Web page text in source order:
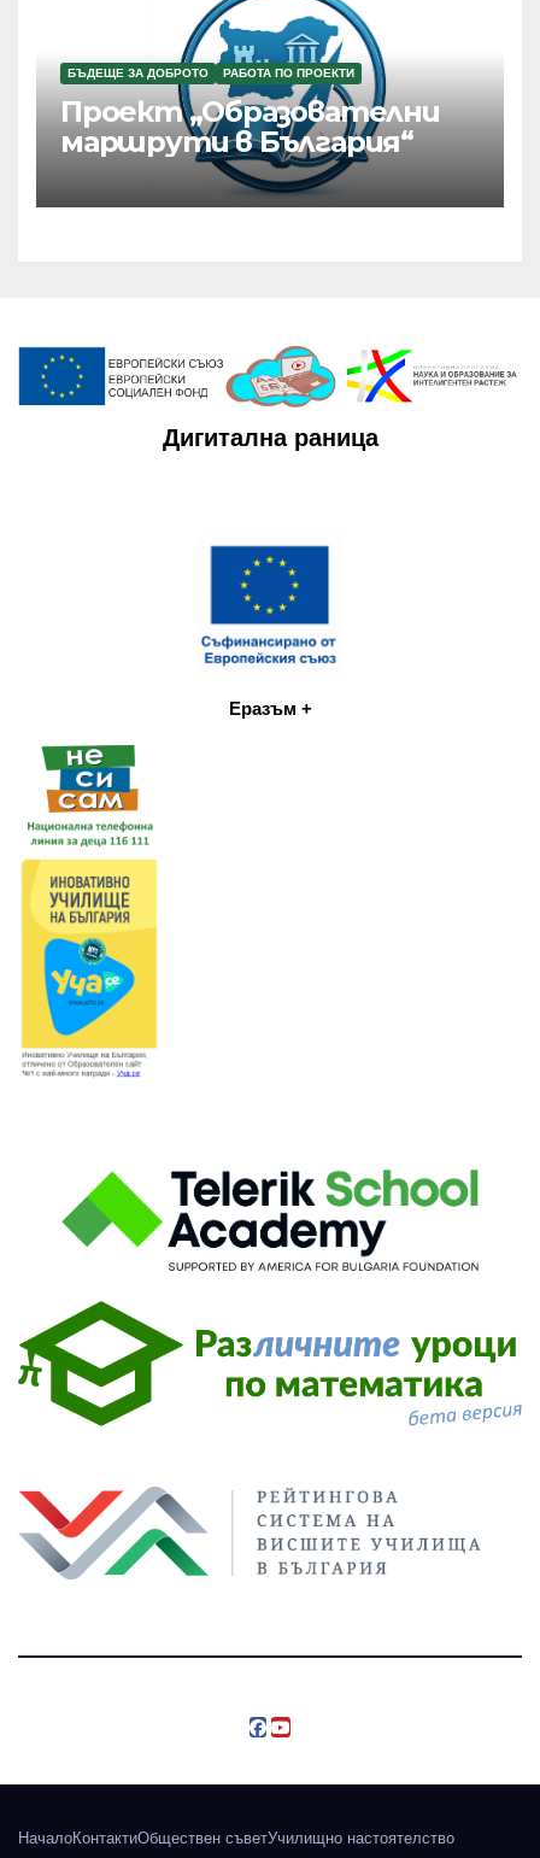
БЪДЕЩЕ ЗА ДОБРОТО РАБОТА ПО ПРОЕКТИ
Проект „Образователни
маршрути в България“
Дигитална раница
Еразъм +
НачалоКонтактиОбществен съветУчилищно настоятелство